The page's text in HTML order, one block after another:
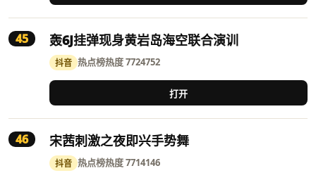
45 轰6J挂弹现身黄岩岛海空联合演训
抖音 热点榜热度 7724752
打开
46 宋茜刺激之夜即兴手势舞
抖音 热点榜热度 7714146